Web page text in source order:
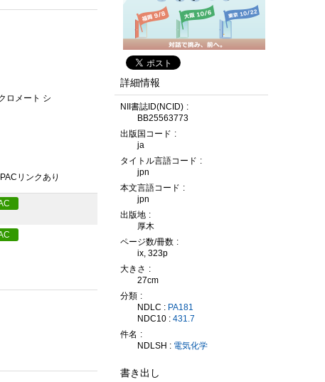
ロメート シ
リンクあり
詳細情報
NII書誌ID(NCID)
BB25563773
出版国コード
ja
タイトル言語コード
jpn
本文言語コード
jpn
出版地
厚木
ページ数/冊数
ix, 323p
大きさ
27cm
分類
NDLC : PA181
NDC10 : 431.7
件名
NDLSH : 電気化学
書き出し